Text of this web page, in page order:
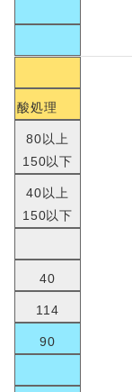
酸処理
80以上
150以下
40以上
150以下
40
114
90